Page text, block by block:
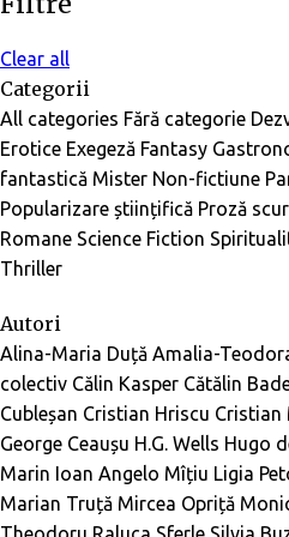
Clear all
Categorii
All categories Fără categorie
Erotice Exegeză Fantasy
fantastică Mister Non-fictiune
Popularizare științifică Proză
Romane Science Fiction
Thriller
Autori
Alina-Maria Duță Amalia-
colectiv Călin Kasper Cătălin
Cubleșan Cristian Hriscu Cristian
George Ceaușu H.G. Wells Hugo
Marin Ioan Angelo Mîțiu Ligia
Marian Truță Mircea Opriță